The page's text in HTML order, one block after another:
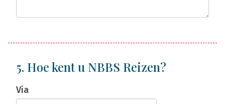
5. Hoe kent u NBBS Reizen?
Via